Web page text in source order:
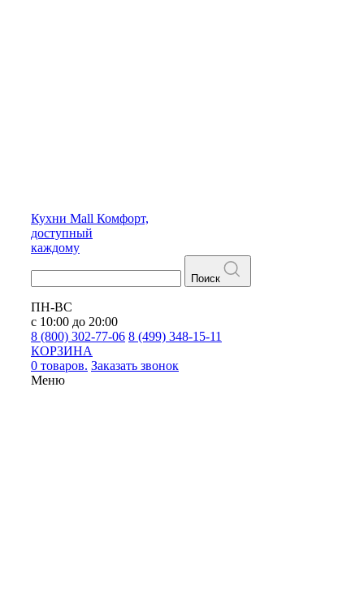
Кухни Mall Комфорт,
доступный
каждому
Поиск
ПН-ВС
с 10:00 до 20:00
8 (800) 302-77-06 8 (499) 348-15-11
КОРЗИНА
0 товаров. Заказать звонок
Меню